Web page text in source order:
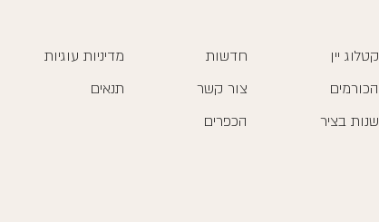
קטלוג יין
הכורמים
שנות בציר
חדשות
צור קשר
הכפרים
מדיניות עוגיות
תנאים